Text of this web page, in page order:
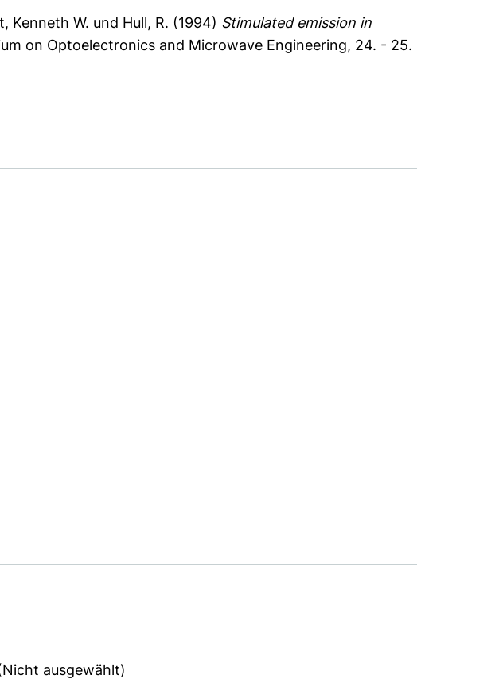
Kenneth W. und Hull, R. (1994) Stimulated emission in
on Optoelectronics and Microwave Engineering, 24. - 25.
ausgewählt)